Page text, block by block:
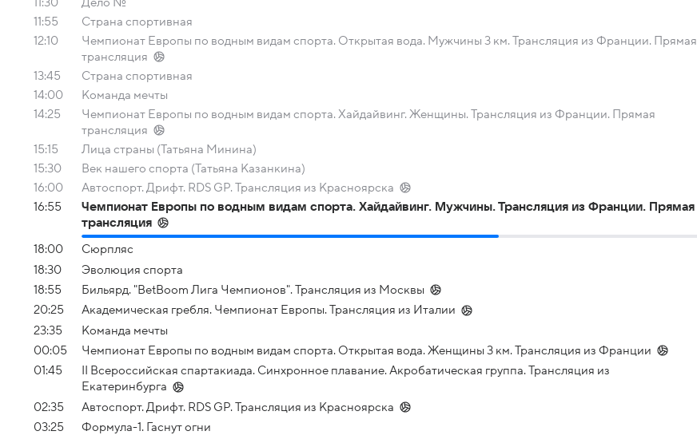
11:55
Страна спортивная
12:10
Чемпионат Европы по водным видам спорта. Открытая вода. Мужчины 3 км. Трансляция из Франции. Прямая
трансляция
13:45
Страна спортивная
14:00
Команда мечты
14:25
Чемпионат Европы по водным видам спорта. Хайдайвинг. Женщины. Трансляция из Франции. Прямая
трансляция
15:15
Лица страны (Татьяна Минина)
15:30
Век нашего спорта (Татьяна Казанкина)
16:00
Автоспорт. Дрифт. RDS GP. Трансляция из Красноярска
16:55
Чемпионат Европы по водным видам спорта. Хайдайвинг. Мужчины. Трансляция из Франции. Прямая
трансляция
18:00
Сюрпляс
18:30
Эволюция спорта
18:55
Бильярд. "BetBoom Лига Чемпионов". Трансляция из Москвы
20:25
Академическая гребля. Чемпионат Европы. Трансляция из Италии
23:35
Команда мечты
00:05
Чемпионат Европы по водным видам спорта. Открытая вода. Женщины 3 км. Трансляция из Франции
01:45
II Всероссийская спартакиада. Синхронное плавание. Акробатическая группа. Трансляция из
Екатеринбурга
02:35
Автоспорт. Дрифт. RDS GP. Трансляция из Красноярска
03:25
Формула-1. Гаснут огни